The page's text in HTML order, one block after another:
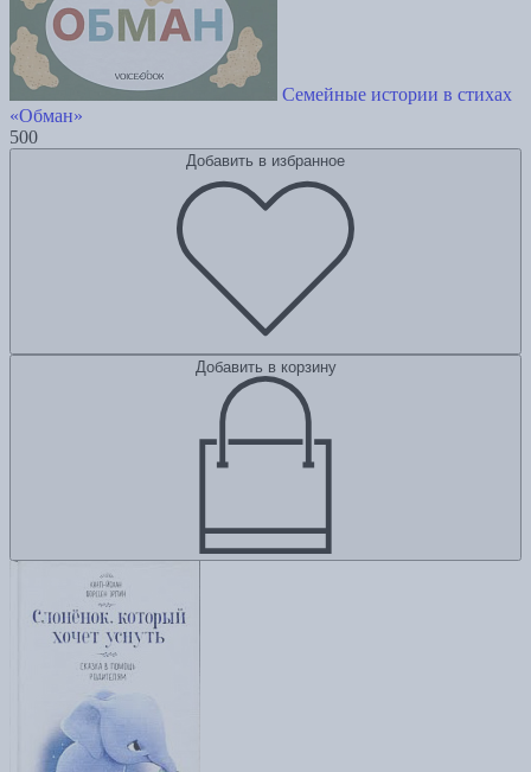
Семейные истории в стихах
«Обман»
500
Добавить в избранное
Добавить в корзину